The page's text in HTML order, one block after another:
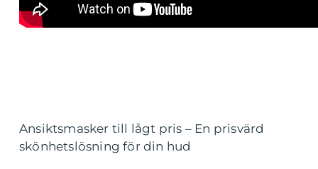
Ansiktsmasker till lågt pris – En prisvärd
skönhetslösning för din hud